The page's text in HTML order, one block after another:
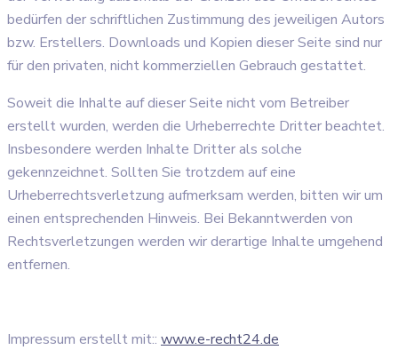
bedürfen der schriftlichen Zustimmung des jeweiligen Autors
bzw. Erstellers. Downloads und Kopien dieser Seite sind nur
für den privaten, nicht kommerziellen Gebrauch gestattet.
Soweit die Inhalte auf dieser Seite nicht vom Betreiber
erstellt wurden, werden die Urheberrechte Dritter beachtet.
Insbesondere werden Inhalte Dritter als solche
gekennzeichnet. Sollten Sie trotzdem auf eine
Urheberrechtsverletzung aufmerksam werden, bitten wir um
einen entsprechenden Hinweis. Bei Bekanntwerden von
Rechtsverletzungen werden wir derartige Inhalte umgehend
entfernen.
Impressum erstellt mit:: www.e-recht24.de